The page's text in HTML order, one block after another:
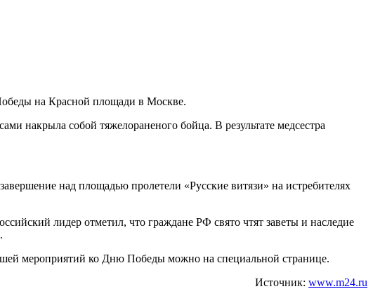
на Красной площади в Москве.
накрыла собой тяжелораненого бойца. В результате медсестра
над площадью пролетели «Русские витязи» на истребителях
лидер отметил, что граждане РФ свято чтят заветы и наследие
мероприятий ко Дню Победы можно на специальной странице.
Источник: www.m24.ru